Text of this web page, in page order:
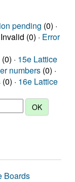
pending (0) ·
(0) · Error
(0) · 15e Lattice
numbers (0) ·
(0) · 16e Lattice
Boards